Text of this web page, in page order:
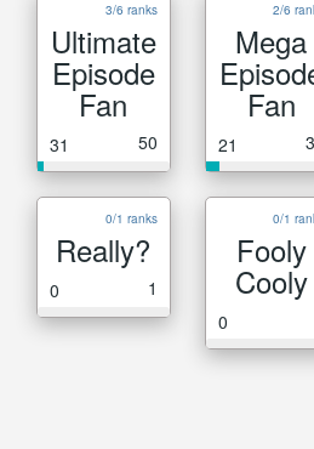
3/6 ranks
Ultimate
Episode
Fan
31 50
2/6
Mega
Fan
21
0/1 ranks
Really?
0 1
0/1
Fooly
Cooly
0